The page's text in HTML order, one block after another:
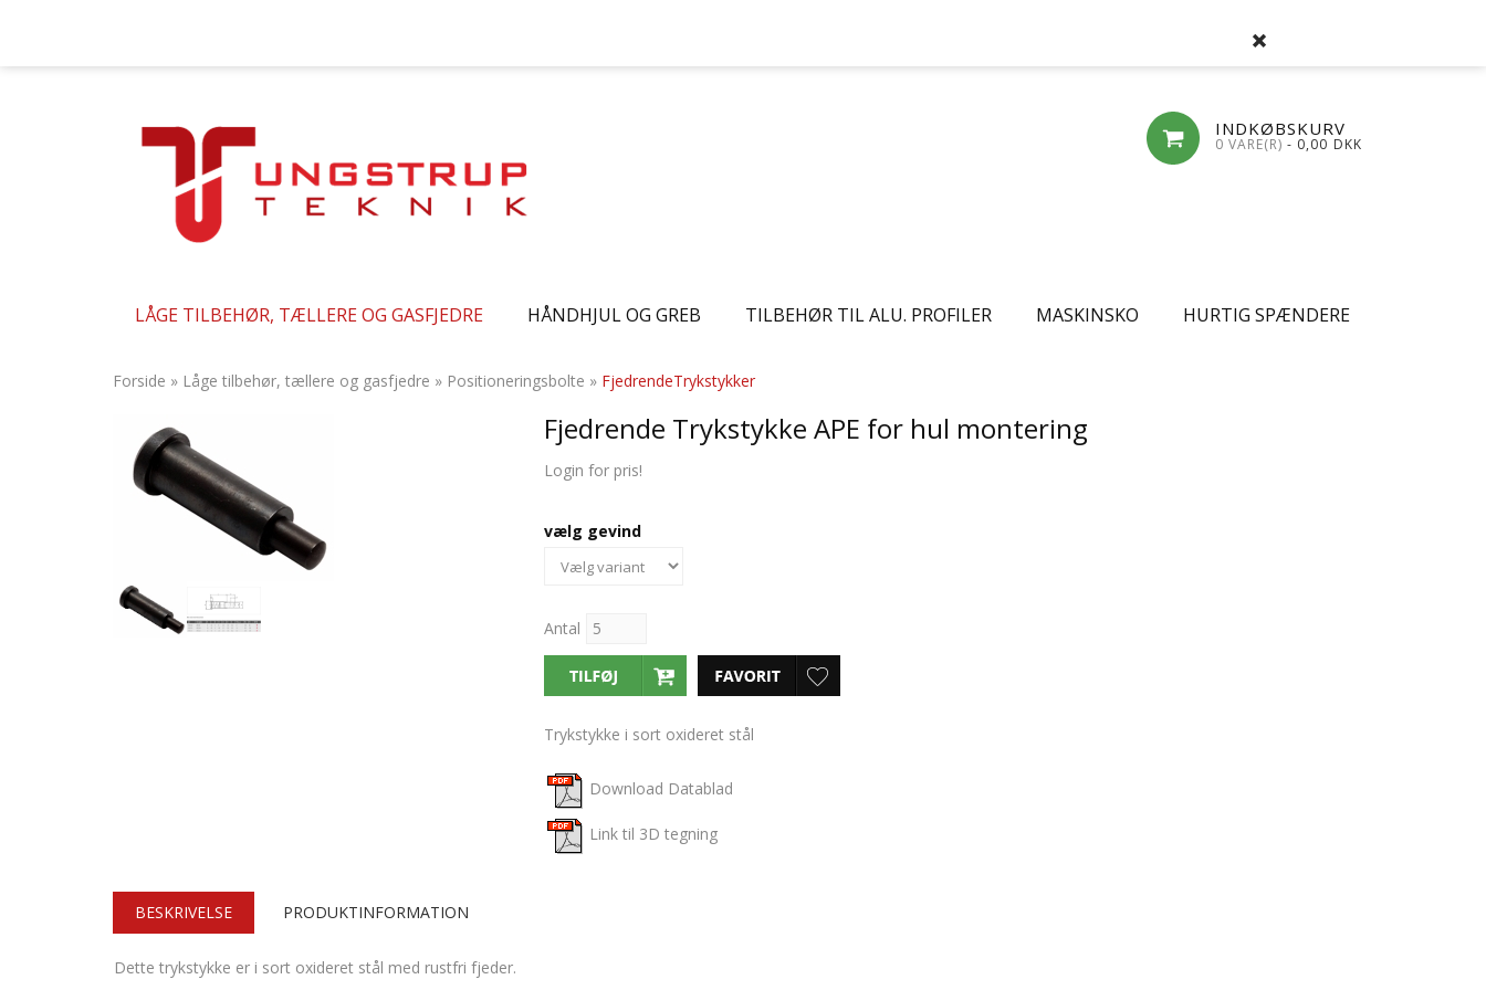
INDKØBSKURV
0 VARE(R) - 0,00 DKK
LÅGE TILBEHØR, TÆLLERE OG GASFJEDRE HÅNDHJUL OG GREB TILBEHØR TIL ALU. PROFILER MASKINSKO HURTIG SPÆNDERE
Forside » Låge tilbehør, tællere og gasfjedre » Positioneringsbolte » FjedrendeTrykstykker
Fjedrende Trykstykke APE for hul montering
Login for pris!
vælg gevind
Antal
Trykstykke i sort oxideret stål
Download Datablad
Link til 3D tegning
BESKRIVELSE PRODUKTINFORMATION
Dette trykstykke er i sort oxideret stål med rustfri fjeder.